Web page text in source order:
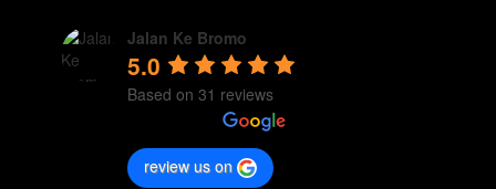
Jalan Ke Bromo
5.0
Based on 31 reviews
review us on